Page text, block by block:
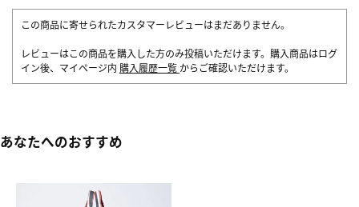
この商品に寄せられたカスタマーレビューはまだありません。
レビューはこの商品を購入した方のみ投稿いただけます。購入商品はログ
イン後、マイページ内 購入履歴一覧 からご確認いただけます。
あなたへのおすすめ